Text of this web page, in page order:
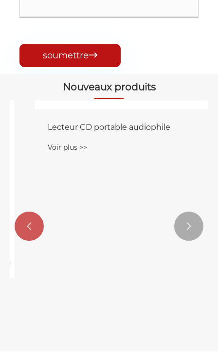
soumettre
Nouveaux produits
 